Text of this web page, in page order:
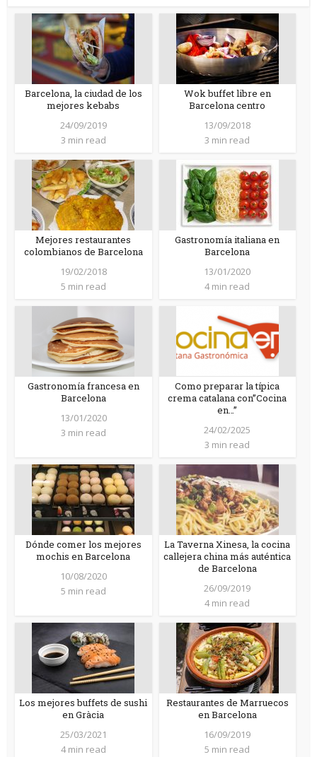
Barcelona, la ciudad de los
mejores kebabs
24/09/2019
3 min read
Wok buffet libre en
Barcelona centro
13/09/2018
3 min read
Mejores restaurantes
colombianos de Barcelona
19/02/2018
5 min read
Gastronomía italiana en
Barcelona
13/01/2020
4 min read
Gastronomía francesa en
Barcelona
13/01/2020
3 min read
Como preparar la típica
crema catalana con”Cocina
en…”
24/02/2025
3 min read
Dónde comer los mejores
mochis en Barcelona
10/08/2020
5 min read
La Taverna Xinesa, la cocina
callejera china más auténtica
de Barcelona
26/09/2019
4 min read
Los mejores buffets de sushi
en Gràcia
25/03/2021
4 min read
Restaurantes de Marruecos
en Barcelona
16/09/2019
5 min read